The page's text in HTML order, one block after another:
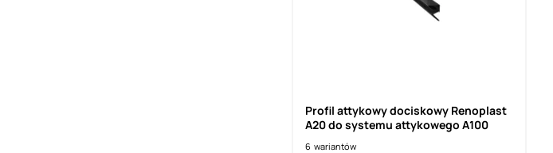
Profil attykowy dociskowy Renoplast
A20 do systemu attykowego A100
6 wariantów